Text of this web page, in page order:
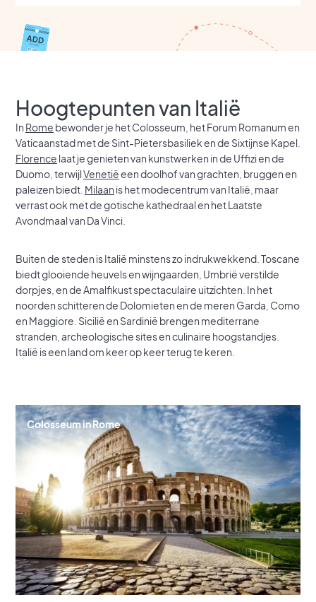
Hoogtepunten van Italië
In Rome bewonder je het Colosseum, het Forum Romanum en
Vaticaanstad met de Sint-Pietersbasiliek en de Sixtijnse Kapel.
Florence laat je genieten van kunstwerken in de Uffizi en de
Duomo, terwijlVenetiëeen doolhof van grachten, bruggen en
paleizen biedt. Milaan is het modecentrum van Italië, maar
verrast ook met de gotische kathedraal en het Laatste
Avondmaal van Da Vinci.
Buiten de steden is Italië minstens zo indrukwekkend. Toscane
biedt glooiende heuvels en wijngaarden, Umbrië verstilde
dorpjes, en de Amalfikust spectaculaire uitzichten. In het
noorden schitteren de Dolomieten en de meren Garda, Como
en Maggiore. Sicilië en Sardinië brengen mediterrane
stranden, archeologische sites en culinaire hoogstandjes.
Italië is een land om keer op keer terug te keren.
Colosseum in Rome